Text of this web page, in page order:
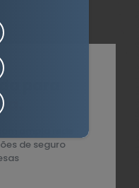
para
de seguro